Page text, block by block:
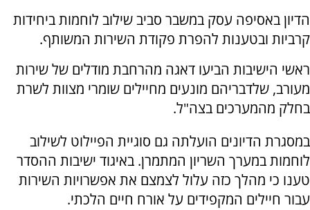
הדיון באסיפה עסק במשבר סביב שילוב לוחמות ביחידות
קרביות ובטענות להפרת פקודת השירות המשותף.
ראשי הישיבות הביעו דאגה מהרחבת מודלים של שירות
מעורב, שלדבריהם מונעים מחיילים שומרי מצוות לשרת
בחלק מהמערכים בצה"ל.
במסגרת הדיונים הועלתה גם סוגיית הפיילוט לשילוב
לוחמות במערך השריון המתמרן. באיגוד ישיבות ההסדר
טענו כי מהלך כזה עלול לצמצם את אפשרויות השירות
עבור חיילים המקפידים על אורח חיים הלכתי.